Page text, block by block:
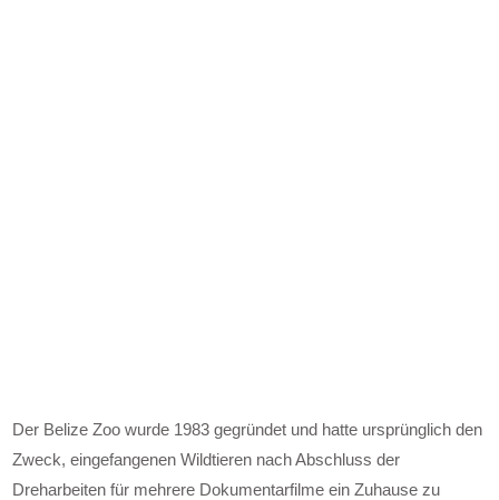
Der Belize Zoo wurde 1983 gegründet und hatte ursprünglich den
Zweck, eingefangenen Wildtieren nach Abschluss der
Dreharbeiten für mehrere Dokumentarfilme ein Zuhause zu